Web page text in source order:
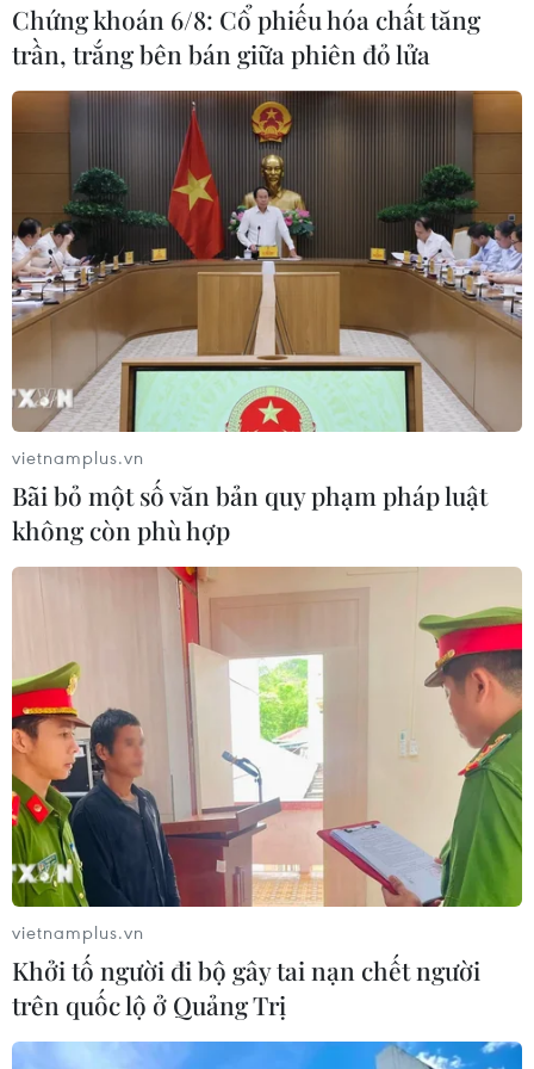
lốc./.
#An Giang #Mưa dông #tốc mái
#biến đổi khí hậu
An Giang
Theo dõi VietnamPlus
TIN LIÊN QUAN
Chứng khoán 6/8: Cổ phiếu hóa chất tăng
trần, trắng bên bán giữa phiên đỏ lửa
vietnamplus.vn
Bãi bỏ một số văn bản quy phạm pháp luật
không còn phù hợp
vietnamplus.vn
Khởi tố người đi bộ gây tai nạn chết người
trên quốc lộ ở Quảng Trị